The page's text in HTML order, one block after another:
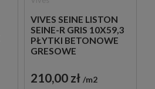
VIVES SEINE LISTON
SEINE-R GRIS 10X59,3
PŁYTKI BETONOWE
GRESOWE
210,00 zł m2